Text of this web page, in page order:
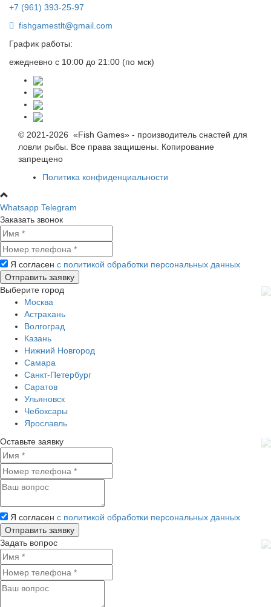
+7 (961) 393-25-97
fishgamestlt@gmail.com
График работы:
ежедневно с 10:00 до 21:00 (по мск)
© 2021-2026 «Fish Games» - производитель снастей для
ловли рыбы. Все права защишены. Копирование
запрещено
Политика конфиденциальности
Whatsapp Telegram
Заказать звонок
Я согласен с политикой обработки персональных данных
Выберите город
Москва
Астрахань
Волгоград
Казань
Нижний Новгород
Самара
Санкт-Петербург
Саратов
Ульяновск
Чебоксары
Ярославль
Оставьте заявку
Я согласен с политикой обработки персональных данных
Задать вопрос